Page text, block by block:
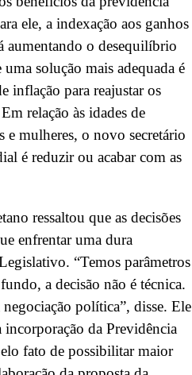
ele, a indexação aos ganhos
aumentando o desequilíbrio
solução mais adequada é
inflação para reajustar os
relação às idades de
e mulheres, o novo secretário
é reduzir ou acabar com as
ressaltou que as decisões
enfrentar uma dura
“Temos parâmetros
a decisão não é técnica.
política”, disse. Ele
da Previdência
fato de possibilitar maior